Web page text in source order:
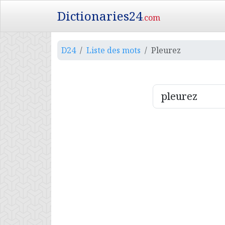
Dictionaries24.com
D24 Liste des mots Pleurez